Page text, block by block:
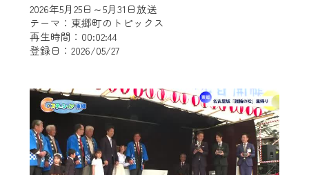
2026年5月25日～5月31日放送
テーマ：東郷町のトピックス
再生時間：00:02:44
登録日：2026/05/27